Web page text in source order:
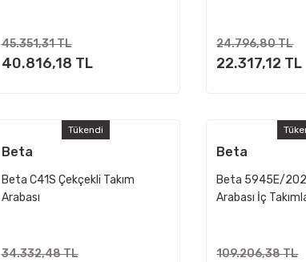
45.351,31 TL
40.816,18 TL
24.796,80 TL
22.317,12 TL
Tükendi
Beta
Beta C41S Çekçekli Takım
Arabası
34.332,48 TL
Beta
Beta 5945E/
Arabası İç
109.206,38 TL